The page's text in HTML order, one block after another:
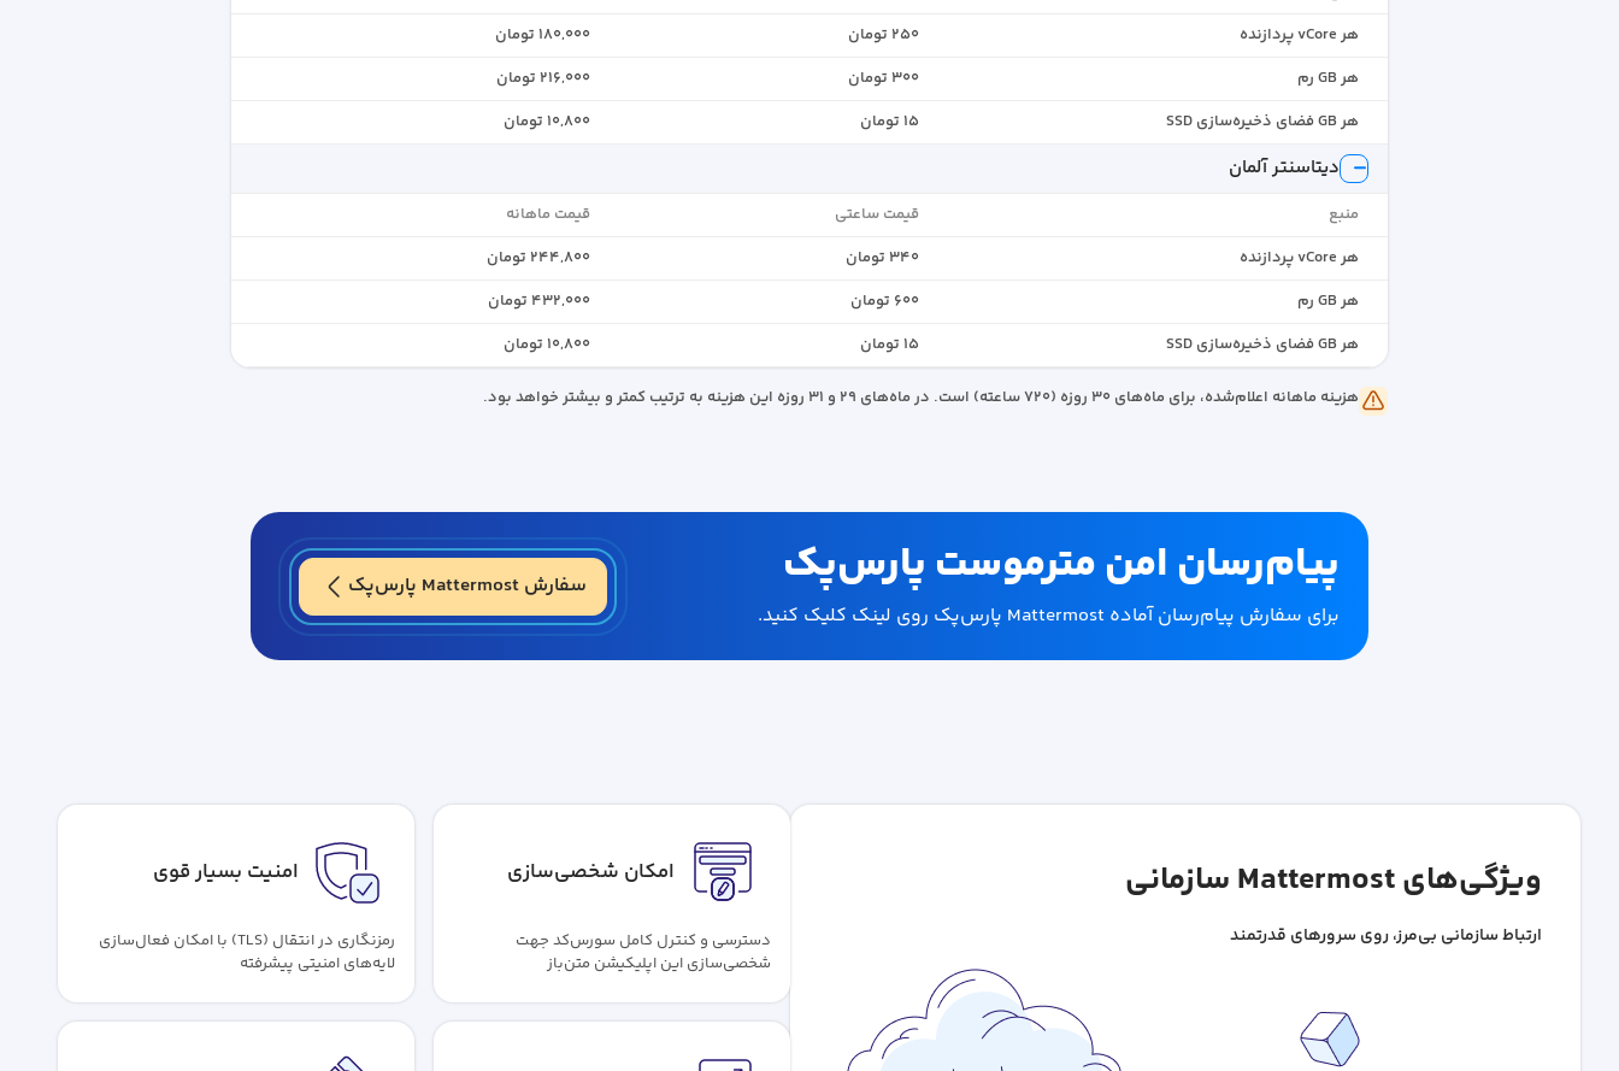
هر vCore پردازنده
۲۵۰ تومان
۱۸۰,۰۰۰ تومان
هر GB رم
۳۰۰ تومان
۲۱۶,۰۰۰ تومان
هر GB فضای ذخیره‌سازی SSD
۱۵ تومان ۱۰,۸۰۰ تومان
دیتاسنتر آلمان
منبع قیمت ساعتی
قیمت ماهانه
هر vCore پردازنده
۳۴۰ تومان
۲۴۴,۸۰۰ تومان
هر GB رم
۶۰۰ تومان
۴۳۲,۰۰۰ تومان
هر GB فضای ذخیره‌سازی SSD
۱۵ تومان ۱۰,۸۰۰ تومان
هزینه ماهانه اعلام‌شده، برای ماه‌های ۳۰ روزه (۷۲۰ ساعته) است. در ماه‌های ۲۹ و ۳۱ روزه این هزینه به ترتیب کمتر و بیشتر خواهد بود.
پیام‌رسان امن مترموست پارس‌پک
برای سفارش پیام‌رسان آماده Mattermost پارس‌پک روی لینک کلیک کنید.
سفارش Mattermost پارس‌پک
ویژگی‌های Mattermost سازمانی
ارتباط سازمانی بی‌مرز، روی سرورهای قدرتمند
امکان شخصی‌سازی
دسترسی و کنترل کامل سورس‌کد جهت
شخصی‌سازی این اپلیکیشن متن‌باز
امنیت بسیار قوی
رمزنگاری در انتقال (TLS) با امکان فعال‌سازی
لایه‌های امنیتی پیشرفته